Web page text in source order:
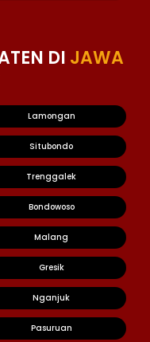
DI JAWA
Lamongan
Situbondo
Trenggalek
Bondowoso
Malang
Gresik
Nganjuk
Pasuruan